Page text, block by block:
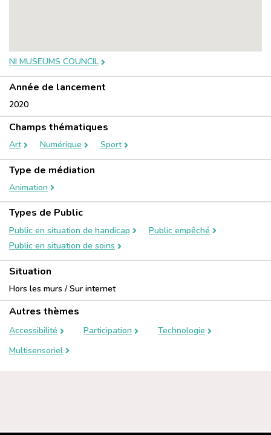
NI MUSEUMS COUNCIL
Année de lancement
2020
Champs thématiques
Art Numérique Sport
Type de médiation
Animation
Types de Public
Public en situation de handicap
Public empêché
Public en situation de soins
Situation
Hors les murs / Sur internet
Autres thèmes
Accessibilité Participation
Technologie
Multisensoriel